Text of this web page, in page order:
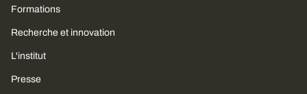
Formations
Recherche et innovation
L'institut
Presse